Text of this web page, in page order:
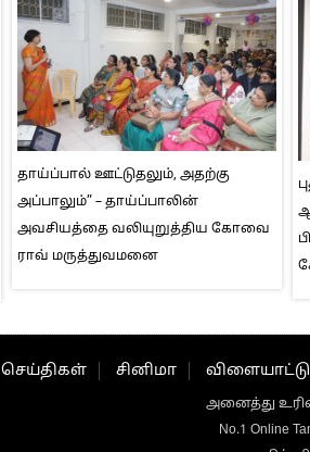
தாய்ப்பால் ஊட்டுதலும், அதற்கு
அப்பாலும்” – தாய்ப்பாலின்
அவசியத்தை வலியுறுத்திய கோவை
ராவ் மருத்துவமனை
செய்திகள் சினிமா விளையாட்டு
அனைத்து
No.1 Online